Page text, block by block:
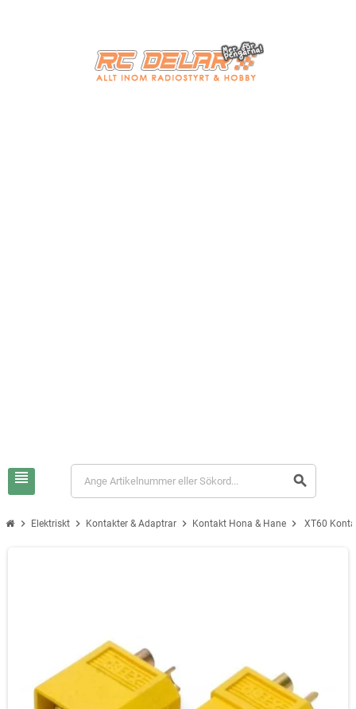
view_headline search
chevron_right Elektriskt chevron_right Kontakter & Adaptrar chevron_right Kontakt Hona & Hane chevron_right XT60